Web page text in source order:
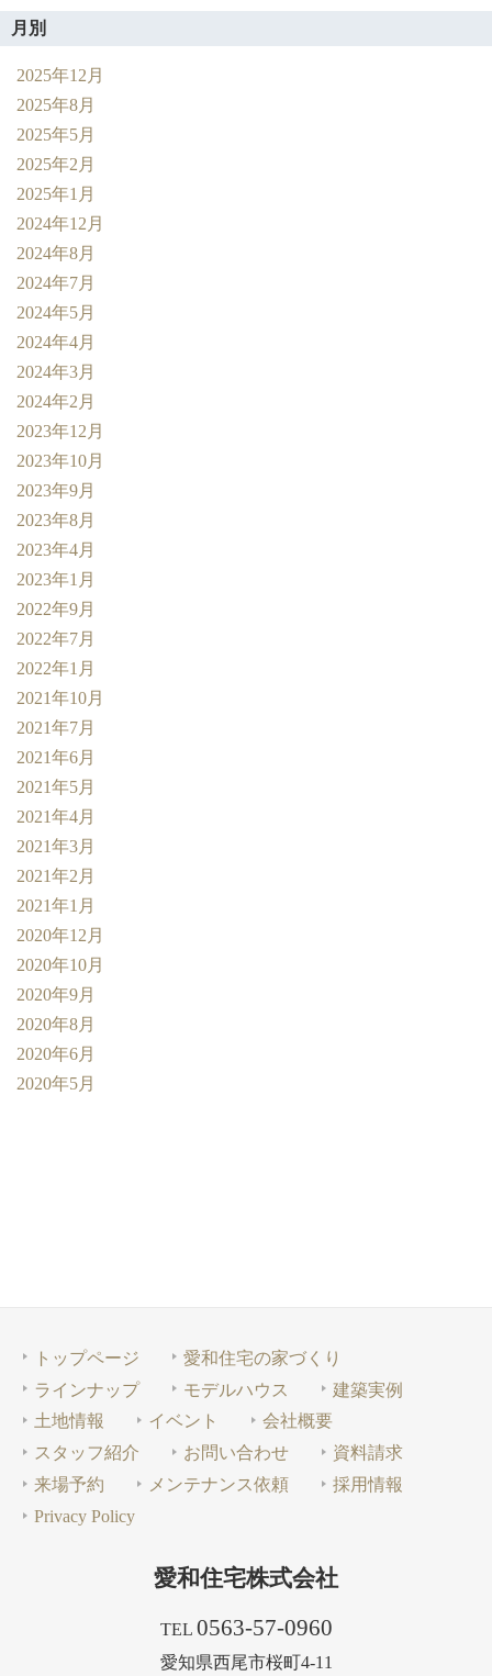
月別
2025年12月
2025年8月
2025年5月
2025年2月
2025年1月
2024年12月
2024年8月
2024年7月
2024年5月
2024年4月
2024年3月
2024年2月
2023年12月
2023年10月
2023年9月
2023年8月
2023年4月
2023年1月
2022年9月
2022年7月
2022年1月
2021年10月
2021年7月
2021年6月
2021年5月
2021年4月
2021年3月
2021年2月
2021年1月
2020年12月
2020年10月
2020年9月
2020年8月
2020年6月
2020年5月
トップページ
愛和住宅の家づくり
ラインナップ
モデルハウス
建築実例
土地情報
イベント
会社概要
スタッフ紹介
お問い合わせ
資料請求
来場予約
メンテナンス依頼
採用情報
Privacy Policy
愛和住宅株式会社
TEL 0563-57-0960
愛知県西尾市桜町4-11